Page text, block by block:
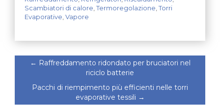
Scambiatori di calore ,Termoregolazione ,Torri
Evaporative Vapore
← Raffreddamento ridondato per bruciatori nel
riciclo batterie
Pacchi di riempimento più efficienti nelle torri
evaporative tessili →